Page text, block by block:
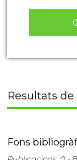
Resultats de
Fons